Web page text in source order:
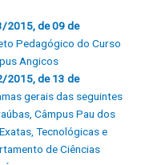
2015, de 09 de
Pedagógico do Curso
Angicos
2015, de 13 de
gerais das seguintes
Câmpus Pau dos
Tecnológicas e
de Ciências